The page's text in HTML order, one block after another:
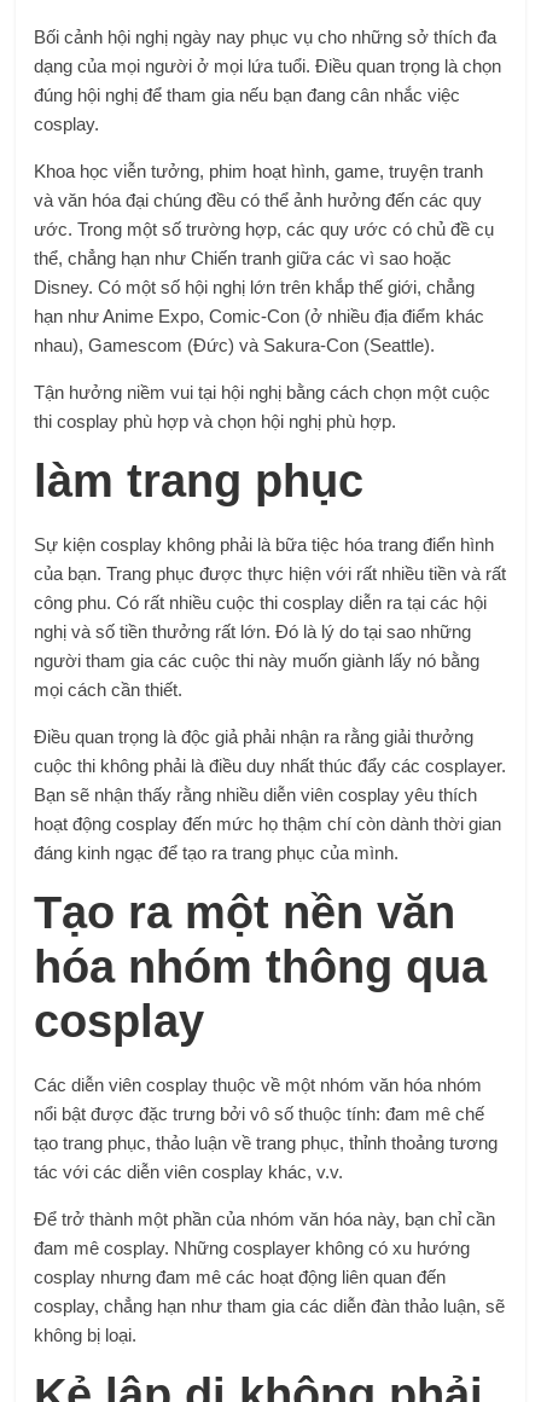
Bối cảnh hội nghị ngày nay phục vụ cho những sở thích đa
dạng của mọi người ở mọi lứa tuổi. Điều quan trọng là chọn
đúng hội nghị để tham gia nếu bạn đang cân nhắc việc
cosplay.
Khoa học viễn tưởng, phim hoạt hình, game, truyện tranh
và văn hóa đại chúng đều có thể ảnh hưởng đến các quy
ước. Trong một số trường hợp, các quy ước có chủ đề cụ
thể, chẳng hạn như Chiến tranh giữa các vì sao hoặc
Disney. Có một số hội nghị lớn trên khắp thế giới, chẳng
hạn như Anime Expo, Comic-Con (ở nhiều địa điểm khác
nhau), Gamescom (Đức) và Sakura-Con (Seattle).
Tận hưởng niềm vui tại hội nghị bằng cách chọn một cuộc
thi cosplay phù hợp và chọn hội nghị phù hợp.
làm trang phục
Sự kiện cosplay không phải là bữa tiệc hóa trang điển hình
của bạn. Trang phục được thực hiện với rất nhiều tiền và rất
công phu. Có rất nhiều cuộc thi cosplay diễn ra tại các hội
nghị và số tiền thưởng rất lớn. Đó là lý do tại sao những
người tham gia các cuộc thi này muốn giành lấy nó bằng
mọi cách cần thiết.
Điều quan trọng là độc giả phải nhận ra rằng giải thưởng
cuộc thi không phải là điều duy nhất thúc đẩy các cosplayer.
Bạn sẽ nhận thấy rằng nhiều diễn viên cosplay yêu thích
hoạt động cosplay đến mức họ thậm chí còn dành thời gian
đáng kinh ngạc để tạo ra trang phục của mình.
Tạo ra một nền văn
hóa nhóm thông qua
cosplay
Các diễn viên cosplay thuộc về một nhóm văn hóa nhóm
nổi bật được đặc trưng bởi vô số thuộc tính: đam mê chế
tạo trang phục, thảo luận về trang phục, thỉnh thoảng tương
tác với các diễn viên cosplay khác, v.v.
Để trở thành một phần của nhóm văn hóa này, bạn chỉ cần
đam mê cosplay. Những cosplayer không có xu hướng
cosplay nhưng đam mê các hoạt động liên quan đến
cosplay, chẳng hạn như tham gia các diễn đàn thảo luận, sẽ
không bị loại.